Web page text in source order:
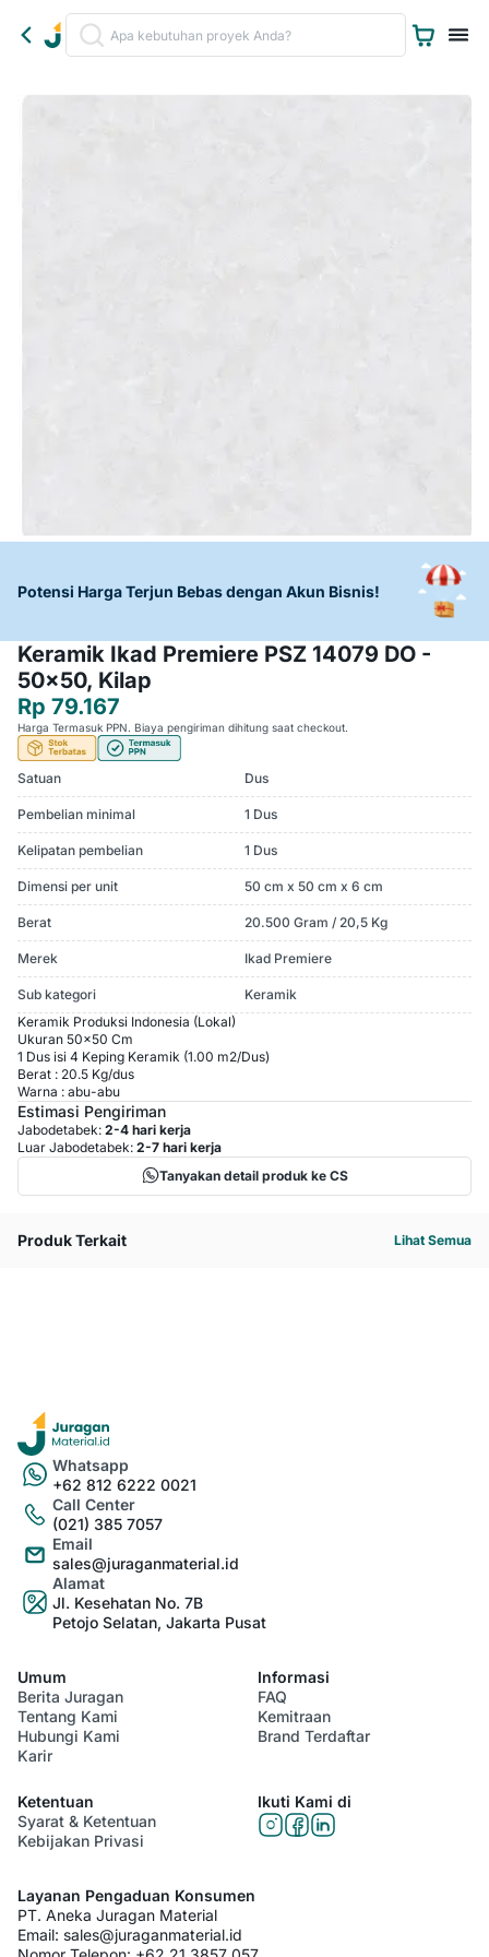
Potensi Harga Terjun Bebas dengan Akun Bisnis!
Keramik Ikad Premiere PSZ 14079 DO -
50x50, Kilap
Rp 79.167
Harga Termasuk PPN. Biaya pengiriman dihitung saat checkout.
Satuan Dus
Pembelian minimal 1 Dus
Kelipatan pembelian 1 Dus
Dimensi per unit 50 cm x 50 cm x 6 cm
Berat 20.500 Gram / 20,5 Kg
Merek Ikad Premiere
Sub kategori
Keramik
Keramik Produksi Indonesia (Lokal)
Ukuran 50x50 Cm
1 Dus isi 4 Keping Keramik (1.00 m2/Dus)
Berat : 20.5 Kg/dus
Warna : abu-abu
Estimasi Pengiriman
Jabodetabek: 2-4 hari kerja
Luar Jabodetabek: 2-7 hari kerja
Tanyakan detail produk ke CS
Produk Terkait Lihat Semua
Whatsapp
+62 812 6222 0021
Call Center
(021) 385 7057
Email
sales@juraganmaterial.id
Alamat
Jl. Kesehatan No. 7B
Petojo Selatan, Jakarta Pusat
Umum
Berita Juragan
Tentang Kami
Hubungi Kami
Karir
Informasi
FAQ
Kemitraan
Brand Terdaftar
Ketentuan
Syarat & Ketentuan
Kebijakan Privasi
Ikuti Kami di
Layanan Pengaduan Konsumen
PT. Aneka Juragan Material
Email: sales@juraganmaterial.id